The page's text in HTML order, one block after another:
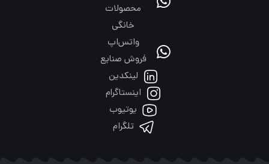
محصولات
خانگی
واتس‌اپ
فروش صنایع
لینکدین
اینستاگرام
یوتیوب
تلگرام